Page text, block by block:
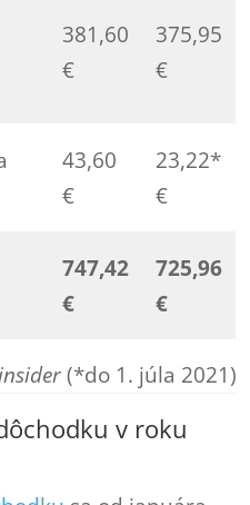
381,60
€
375,95
€
43,60
€
23,22*
€
747,42
€
725,96
€
(*do 1. júla 2021)
v roku